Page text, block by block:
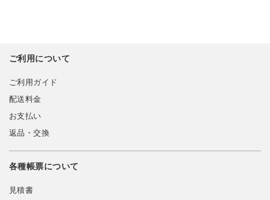
ご利用について
ご利用ガイド
配送料金
お支払い
返品・交換
各種帳票について
見積書